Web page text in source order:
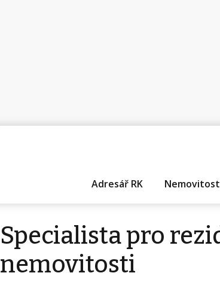
Adresář RK
Specialista pro
nemovitosti